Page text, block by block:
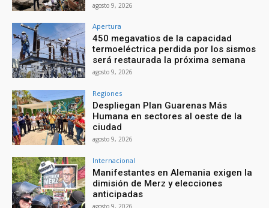
agosto 9, 2026
Apertura
450 megavatios de la capacidad
termoeléctrica perdida por los sismos
será restaurada la próxima semana
agosto 9, 2026
Regiones
Despliegan Plan Guarenas Más
Humana en sectores al oeste de la
ciudad
agosto 9, 2026
Internacional
Manifestantes en Alemania exigen la
dimisión de Merz y elecciones
anticipadas
agosto 9, 2026